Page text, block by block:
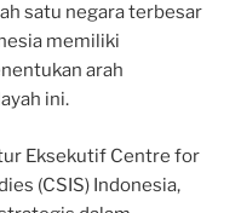
satu negara terbesar
memiliki
arah
ini.
Eksekutif Centre for
(CSIS) Indonesia,